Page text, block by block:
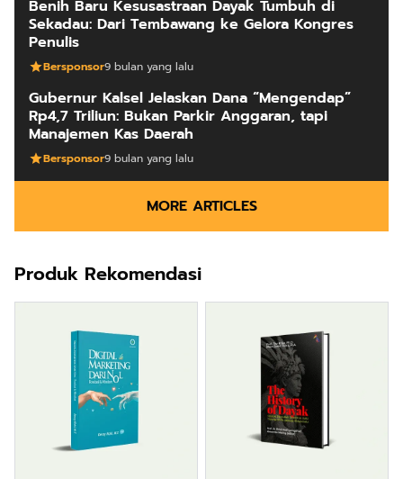
Benih Baru Kesusastraan Dayak Tumbuh di
Sekadau: Dari Tembawang ke Gelora Kongres
Penulis
Bersponsor9 bulan yang lalu
Gubernur Kalsel Jelaskan Dana “Mengendap”
Rp4,7 Triliun: Bukan Parkir Anggaran, tapi
Manajemen Kas Daerah
Bersponsor9 bulan yang lalu
MORE ARTICLES
Produk Rekomendasi